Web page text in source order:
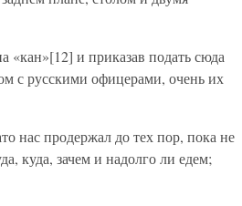
«кан»[12] и приказав подать сюда
с русскими офицерами, очень их
нас продержал до тех пор, пока не
куда, зачем и надолго ли едем;